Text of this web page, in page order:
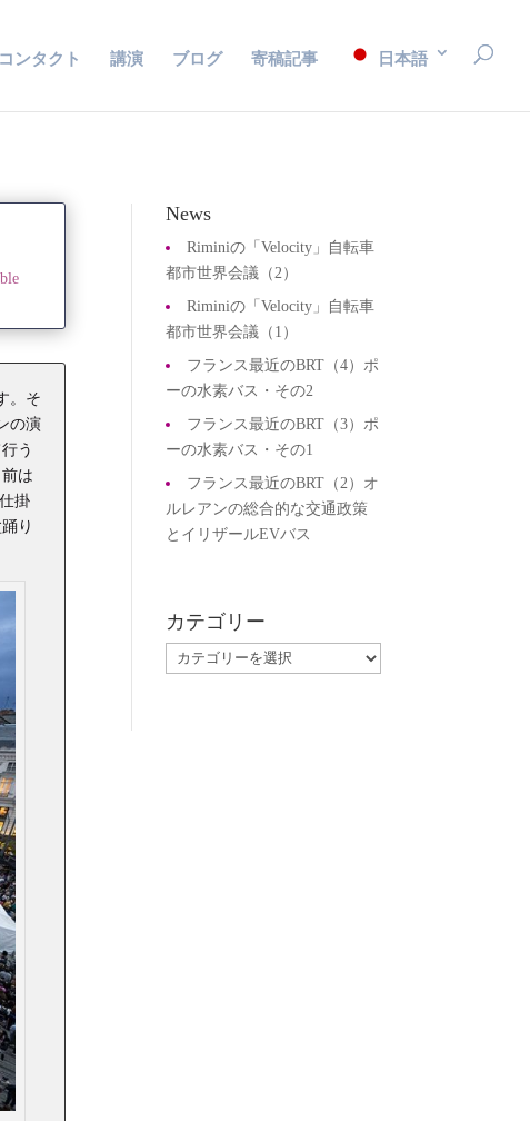
コンタクト 講演 ブログ 寄稿記事 日本語
。そ
の演
う
は
掛
り
News
Riminiの「Velocity」自転車
都市世界会議（2）
Riminiの「Velocity」自転車
都市世界会議（1）
フランス最近のBRT（4）ポ
ーの水素バス・その2
フランス最近のBRT（3）ポ
ーの水素バス・その1
フランス最近のBRT（2）オ
ルレアンの総合的な交通政策
とイリザールEVバス
カテゴリー
カ